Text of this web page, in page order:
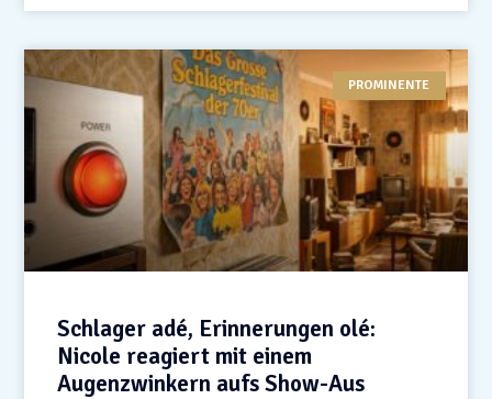
PROMINENTE
Schlager adé, Erinnerungen olé:
Nicole reagiert mit einem
Augenzwinkern aufs Show-Aus